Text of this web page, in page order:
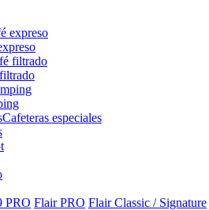
Cafeteras especiales
PRO Flair PRO Flair Classic / Signature